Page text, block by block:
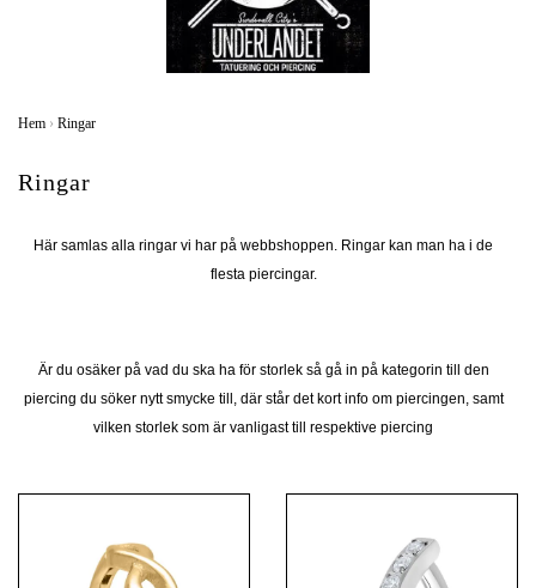
Hem › Ringar
Ringar
Här samlas alla ringar vi har på webbshoppen. Ringar kan man ha i de
flesta piercingar.
Är du osäker på vad du ska ha för storlek så gå in på kategorin till den
piercing du söker nytt smycke till, där står det kort info om piercingen, samt
vilken storlek som är vanligast till respektive piercing